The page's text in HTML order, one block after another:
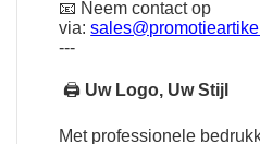
📧 Neem contact op
via:
---
🖨 Uw Logo, Uw Stijl
Met professionele